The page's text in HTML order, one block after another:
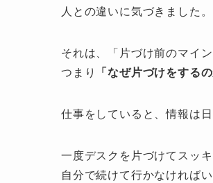
人との違いに気づきました。
それは、「片づけ前のマイン
つまり 「なぜ片づけをする
仕事をしていると、情報は
一度デスクを片づけてスッ
自分で続けて行かなければい